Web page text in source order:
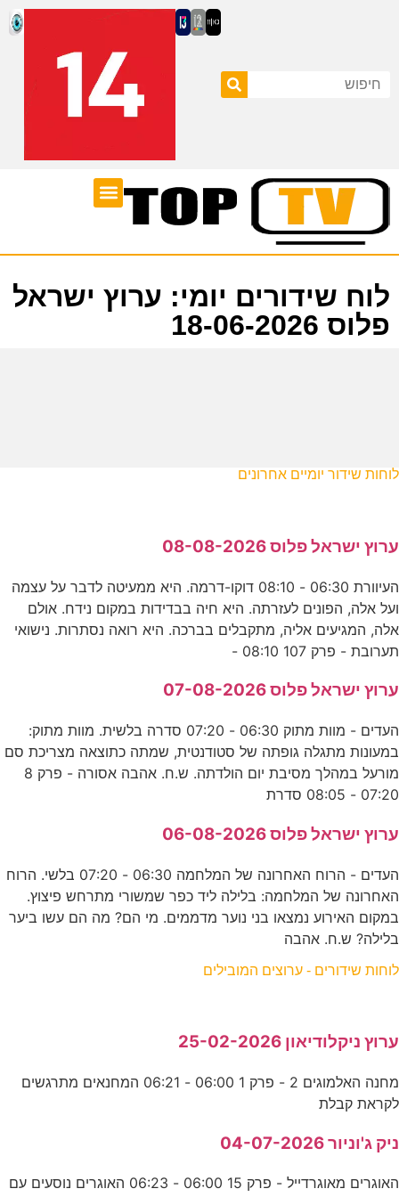
לוח שידורים יומי: ערוץ ישראל
פלוס 18-06-2026
לוחות שידור יומיים אחרונים
ערוץ ישראל פלוס 08-08-2026
העיוורת 06:30 - 08:10 דוקו-דרמה. היא ממעיטה לדבר על עצמה
ועל אלה, הפונים לעזרתה. היא חיה בבדידות במקום נידח. אולם
אלה, המגיעים אליה, מתקבלים בברכה. היא רואה נסתרות. נישואי
תערובת - פרק 107 08:10 -
ערוץ ישראל פלוס 07-08-2026
העדים - מוות מתוק 06:30 - 07:20 סדרה בלשית. מוות מתוק:
במעונות מתגלה גופתה של סטודנטית, שמתה כתוצאה מצריכת סם
מורעל במהלך מסיבת יום הולדתה. ש.ח. אהבה אסורה - פרק 8
07:20 - 08:05 סדרת
ערוץ ישראל פלוס 06-08-2026
העדים - הרוח האחרונה של המלחמה 06:30 - 07:20 בלשי. הרוח
האחרונה של המלחמה: בלילה ליד כפר שמשורי מתרחש פיצוץ.
במקום האירוע נמצאו בני נוער מדממים. מי הם? מה הם עשו ביער
בלילה? ש.ח. אהבה
לוחות שידורים - ערוצים המובילים
ערוץ ניקלודיאון 25-02-2026
מחנה האלמוגים 2 - פרק 1 06:00 - 06:21 המחנאים מתרגשים
לקראת קבלת
ניק ג'וניור 04-07-2026
האוגרים מאוגרדייל - פרק 15 06:00 - 06:23 האוגרים נוסעים עם